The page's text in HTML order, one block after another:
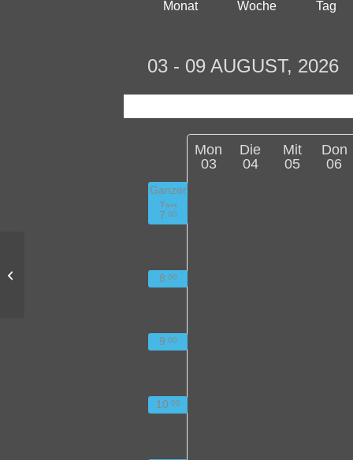
Monat Woche Tag
03 - 09 AUGUST, 2026
Mon
03
Die
04
Mit
05
Don
06
Ganzer
Tag
7 00
8 00
9 00
10 00